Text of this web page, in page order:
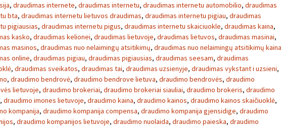
, draudimas internete, draudimas internetu, draudimas internetu automobilio, draudimas
bta, draudimas internetu lietuvos draudimas, draudimas internetu pigiau, draudimas
pigiausias, draudimas internetu pigus, draudimas internetu skaiciuokle, draudimas kaina,
kasko, draudimas kelionei, draudimas lietuvoje, draudimas lietuvos, draudimas masinai,
masinos, draudimas nuo nelaimingų atsitikimų, draudimas nuo nelaimingų atsitikimų kaina
online, draudimas pigiau, draudimas pigiausias, draudimas seesam, draudimas
, draudimas sveikatos, draudimas tai, draudimas uzsienyje, draudimas vykstant i uzsieni,
, draudimo bendrovė, draudimo bendrove lietuva, draudimo bendrovės, draudimo
lietuvoje, draudimo brokeriai, draudimo brokeriai siauliai, draudimo brokeris, draudimo
, draudimo imones lietuvoje, draudimo kaina, draudimo kainos, draudimo kainos skaičiuoklė,
kompanija, draudimo kompanija compensa, draudimo kompanija gjensidige, draudimo
, draudimo kompanijos lietuvoje, draudimo nuolaida, draudimo paieska, draudimo